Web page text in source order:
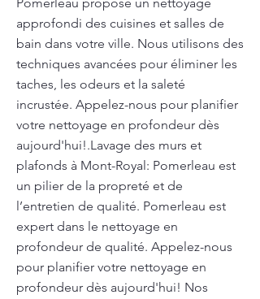
approfondi des cuisines et salles de
bain dans votre ville. Nous utilisons des
techniques avancées pour éliminer les
taches, les odeurs et la saleté
incrustée. Appelez-nous pour planifier
votre nettoyage en profondeur dès
aujourd'hui!.Lavage des murs et
plafonds à Mont-Royal: Pomerleau est
un pilier de la propreté et de
l’entretien de qualité. Pomerleau est
expert dans le nettoyage en
profondeur de qualité. Appelez-nous
pour planifier votre nettoyage en
profondeur dès aujourd'hui! Nos